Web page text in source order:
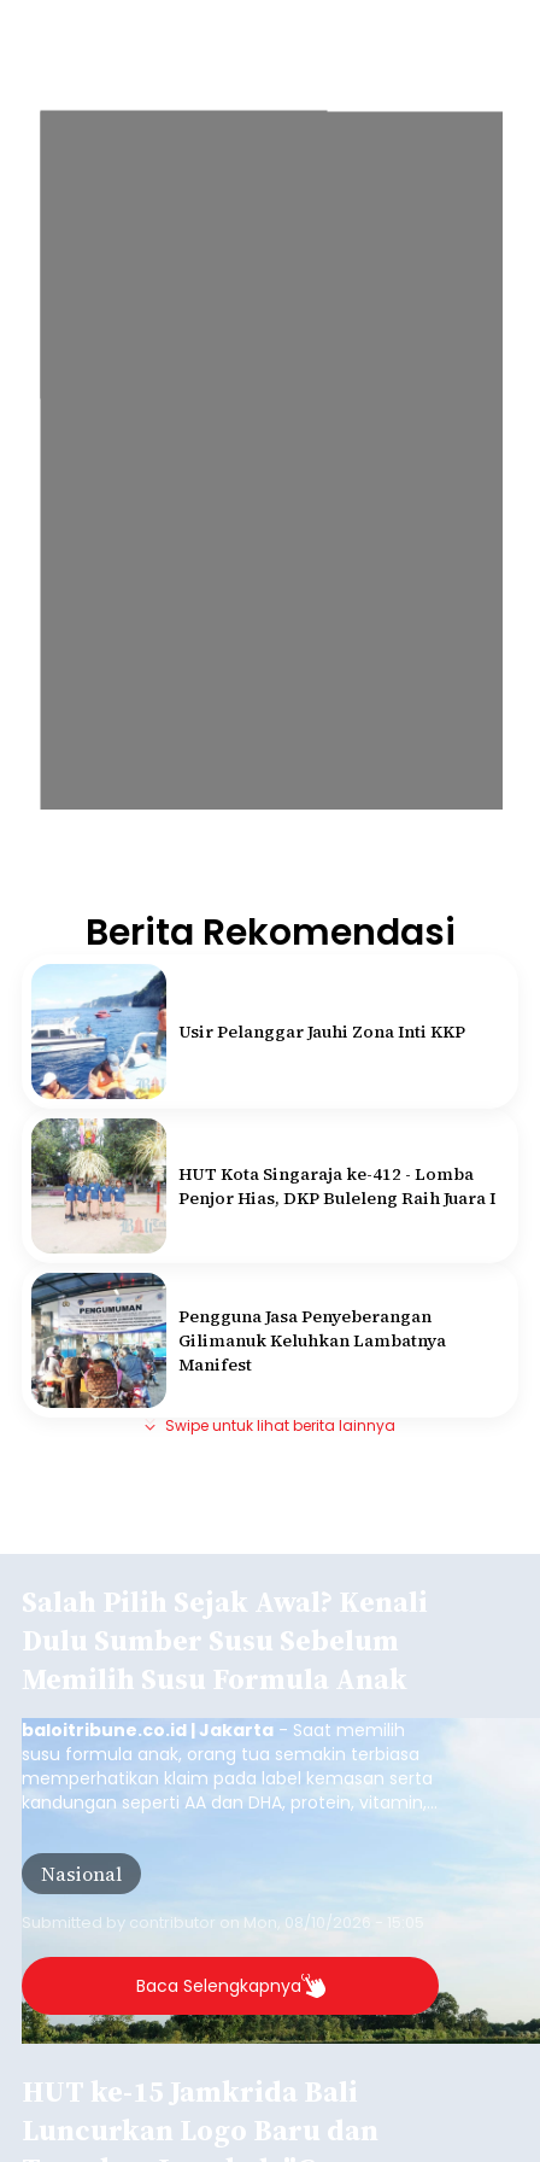
Berita Rekomendasi
Usir Pelanggar Jauhi Zona Inti KKP
HUT Kota Singaraja ke-412 - Lomba
Penjor Hias, DKP Buleleng Raih Juara I
Pengguna Jasa Penyeberangan
Gilimanuk Keluhkan Lambatnya
Manifest
Swipe untuk lihat berita lainnya
Salah Pilih Sejak Awal? Kenali
Dulu Sumber Susu Sebelum
Memilih Susu Formula Anak
baloitribune.co.id | Jakarta - Saat memilih
susu formula anak, orang tua semakin terbiasa
memperhatikan klaim pada label kemasan serta
kandungan seperti AA dan DHA, protein, vitamin,
yang belum banyak dicermati adalah dari mana
sumber susu yang digunakan.
Nasional
Submitted by contributor on Mon, 08/10/2026 - 15:05
Baca Selengkapnya
HUT ke-15 Jamkrida Bali
Luncurkan Logo Baru dan